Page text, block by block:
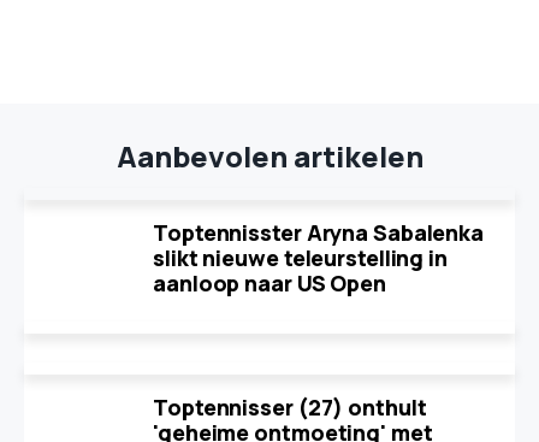
Aanbevolen artikelen
Toptennisster Aryna Sabalenka
slikt nieuwe teleurstelling in
aanloop naar US Open
Toptennisser (27) onthult
'geheime ontmoeting' met